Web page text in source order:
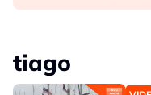
tiago